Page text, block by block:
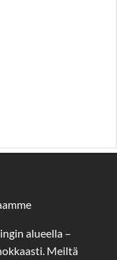
alueella –
Meiltä